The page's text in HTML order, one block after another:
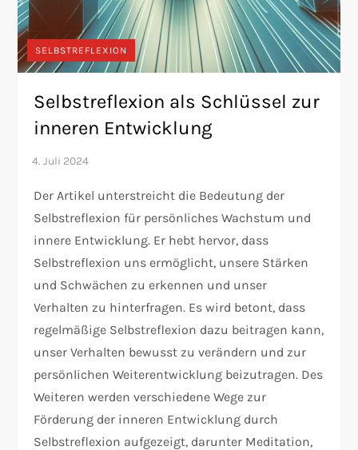
SELBSTREFLEXION
Selbstreflexion als Schlüssel zur
inneren Entwicklung
Der Artikel unterstreicht die Bedeutung der
Selbstreflexion für persönliches Wachstum und
innere Entwicklung. Er hebt hervor, dass
Selbstreflexion uns ermöglicht, unsere Stärken
und Schwächen zu erkennen und unser
Verhalten zu hinterfragen. Es wird betont, dass
regelmäßige Selbstreflexion dazu beitragen kann,
unser Verhalten bewusst zu verändern und zur
persönlichen Weiterentwicklung beizutragen. Des
Weiteren werden verschiedene Wege zur
Förderung der inneren Entwicklung durch
Selbstreflexion aufgezeigt, darunter Meditation,